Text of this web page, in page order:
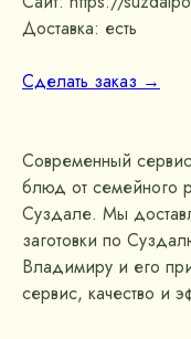
Доставка: есть
Сделать заказ →
Современный сервис
блюд от семейного
Суздале. Мы
заготовки по
Владимиру и его
сервис, качество и